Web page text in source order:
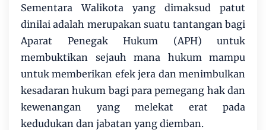
Sementara Walikota yang dimaksud patut
dinilai adalah merupakan suatu tantangan bagi
Aparat Penegak Hukum (APH) untuk
membuktikan sejauh mana hukum mampu
untuk memberikan efek jera dan menimbulkan
kesadaran hukum bagi para pemegang hak dan
kewenangan yang melekat erat pada
kedudukan dan jabatan yang diemban.